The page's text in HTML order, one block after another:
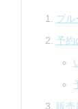
プル
予約
販売